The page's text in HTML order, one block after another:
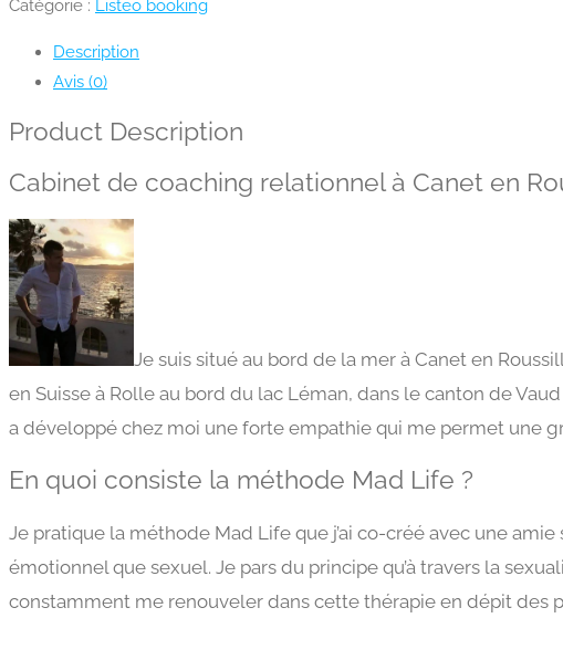
Catégorie : Listeo booking
Description
Avis (0)
Product Description
Cabinet de coaching relationnel à Canet en
Je suis situé au bord de la mer à Canet en
en Suisse à Rolle au bord du lac Léman, dans le canton de
a développé chez moi une forte empathie qui me permet une
En quoi consiste la méthode Mad Life ?
Je pratique la méthode Mad Life que j’ai co-créé avec une
émotionnel que sexuel. Je pars du principe qu’à travers la
constamment me renouveler dans cette thérapie en dépit des